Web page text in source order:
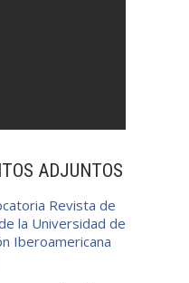
ADJUNTOS
Revista de
la Universidad de
Iberoamericana